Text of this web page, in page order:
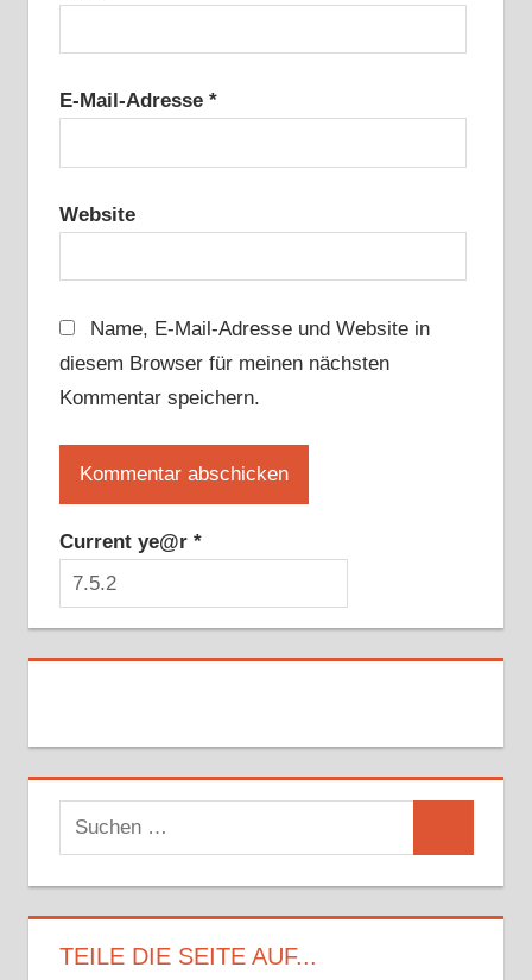
E-Mail-Adresse *
Website
Name, E-Mail-Adresse und Website in
diesem Browser für meinen nächsten
Kommentar speichern.
Current ye@r *
Suchen
nach:
TEILE DIE SEITE AUF...